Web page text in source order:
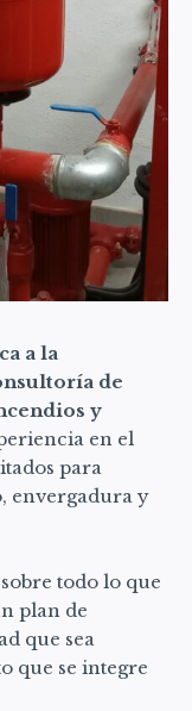
a la
de
y
en el
para
envergadura y
todo lo que
plan de
que sea
que se integre